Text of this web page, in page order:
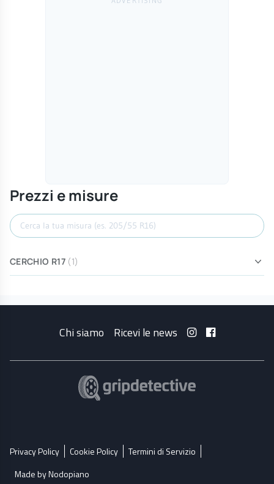
Prezzi e misure
Cerca misura
CERCHIO R17 (1)
Chi siamo Ricevi le news
Privacy Policy Cookie Policy
Termini di Servizio
Made by Nodopiano